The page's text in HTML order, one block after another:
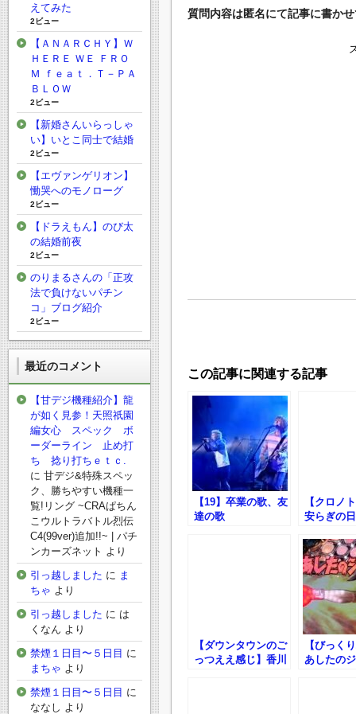
質問内容は匿名にて記事に書か
この記事に関連する記事
【19】卒業の歌、友
達の歌
【クロノ
安らぎの
【ダウンタウンのご
っつええ感じ】香川
【びっく
あしたの
えてみた
2ビュー
【ＡＮＡＲＣＨＹ】Ｗ
ＨＥＲＥ ＷＥ ＦＲＯ
Ｍ ｆｅａｔ．Ｔ－ＰＡ
ＢＬＯＷ
2ビュー
【新婚さんいらっしゃ
い】いとこ同士で結婚
2ビュー
【エヴァンゲリオン】
慟哭へのモノローグ
2ビュー
【ドラえもん】のび太
の結婚前夜
2ビュー
のりまるさんの「正攻
法で負けないパチン
コ」ブログ紹介
2ビュー
最近のコメント
【甘デジ機種紹介】龍
が如く見参！天照祇園
編女心 スペック ボ
ーダーライン 止め打
ち 捻り打ちｅｔｃ.
に 甘デジ&特殊スペッ
ク、勝ちやすい機種一
覧!リング ~CRAぱちん
こウルトラバトル烈伝
C4(99ver)追加!!~ | パチ
ンカーズネット より
引っ越しました に ま
ちゃ より
引っ越しました に は
くなん より
禁煙１日目〜５日目 に
まちゃ より
禁煙１日目〜５日目 に
ななし より